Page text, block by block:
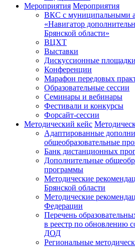
Мероприятия Мероприятия
ВКС с муниципальными
«Навигатор
Брянской области»
ВЦХТ
Выставки
Дискуссионные площадки
Конференции
Марафон передовых
Образовательные сессии
Семинары и вебинары
Фестивали и конкурсы
Форсайт-сессии
Методический кейс
Адаптированные
общеобразовательные
Банк дистанционных
Дополнительные
программы
Методические
Брянской области
Методические
Федерации
Перечень
в реестр по обновлению
ДОД
Региональные